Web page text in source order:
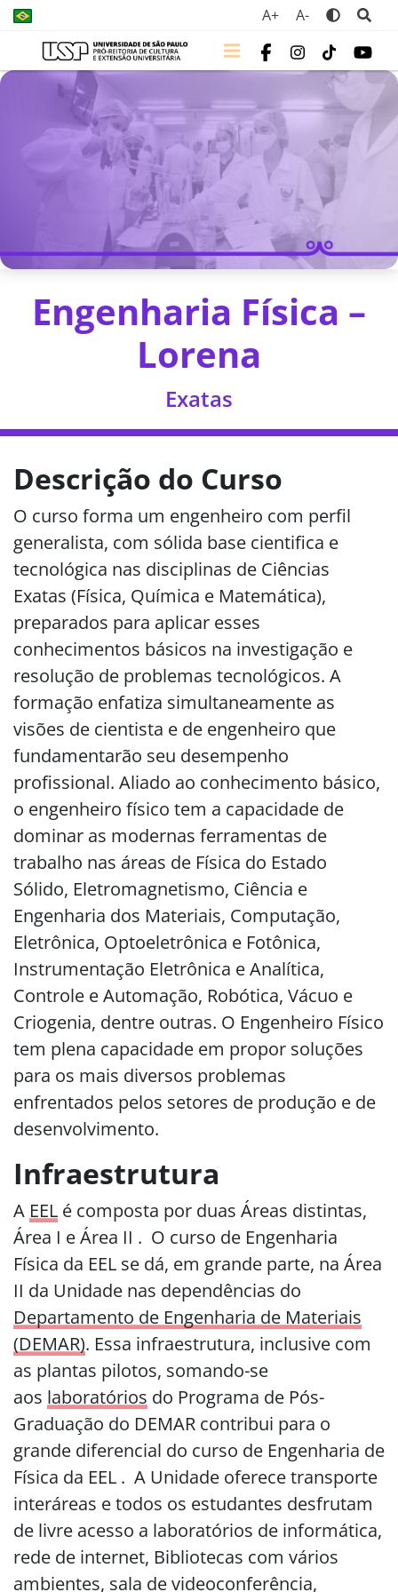
A+ A-
Engenharia Física –
Lorena
Exatas
Descrição do Curso
O curso forma um engenheiro com perfil
generalista, com sólida base cientifica e
tecnológica nas disciplinas de Ciências
Exatas (Física, Química e Matemática),
preparados para aplicar esses
conhecimentos básicos na investigação e
resolução de problemas tecnológicos. A
formação enfatiza simultaneamente as
visões de cientista e de engenheiro que
fundamentarão seu desempenho
profissional. Aliado ao conhecimento básico,
o engenheiro físico tem a capacidade de
dominar as modernas ferramentas de
trabalho nas áreas de Física do Estado
Sólido, Eletromagnetismo, Ciência e
Engenharia dos Materiais, Computação,
Eletrônica, Optoeletrônica e Fotônica,
Instrumentação Eletrônica e Analítica,
Controle e Automação, Robótica, Vácuo e
Criogenia, dentre outras. O Engenheiro Físico
tem plena capacidade em propor soluções
para os mais diversos problemas
enfrentados pelos setores de produção e de
desenvolvimento.
Infraestrutura
A EEL é composta por duas Áreas distintas,
Área I e Área II . O curso de Engenharia
Física da EEL se dá, em grande parte, na Área
II da Unidade nas dependências do
Departamento de Engenharia de Materiais
(DEMAR). Essa infraestrutura, inclusive com
as plantas pilotos, somando-se
aos laboratórios do Programa de Pós-
Graduação do DEMAR contribui para o
grande diferencial do curso de Engenharia de
Física da EEL . A Unidade oferece transporte
interáreas e todos os estudantes desfrutam
de livre acesso a laboratórios de informática,
rede de internet, Bibliotecas com vários
ambientes, sala de videoconferência,